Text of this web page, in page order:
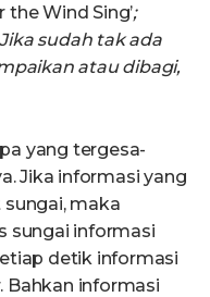
the Wind Sing’;
sudah tak ada
atau dibagi,
yang tergesa-
Jika informasi yang
sungai, maka
sungai informasi
detik informasi
Bahkan informasi